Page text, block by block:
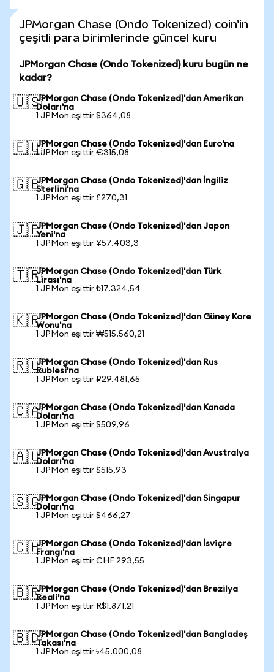
JPMorgan Chase (Ondo Tokenized) coin'in
çeşitli para birimlerinde güncel kuru
JPMorgan Chase (Ondo Tokenized) kuru bugün ne
kadar?
🇺🇸JPMorgan Chase (Ondo Tokenized)'dan Amerikan
Doları'na
1 JPMon eşittir $364,08
🇪🇺JPMorgan Chase (Ondo Tokenized)'dan Euro'na
1 JPMon eşittir €315,08
🇬🇧JPMorgan Chase (Ondo Tokenized)'dan İngiliz
Sterlini'na
1 JPMon eşittir £270,31
🇯🇵JPMorgan Chase (Ondo Tokenized)'dan Japon
Yeni'na
1 JPMon eşittir ¥57.403,3
🇹🇷JPMorgan Chase (Ondo Tokenized)'dan Türk
Lirası'na
1 JPMon eşittir ₺17.324,54
🇰🇷JPMorgan Chase (Ondo Tokenized)'dan Güney Kore
Wonu'na
1 JPMon eşittir ₩515.560,21
🇷🇺JPMorgan Chase (Ondo Tokenized)'dan Rus
Rublesi'na
1 JPMon eşittir ₽29.481,65
🇨🇦JPMorgan Chase (Ondo Tokenized)'dan Kanada
Doları'na
1 JPMon eşittir $509,96
🇦🇺JPMorgan Chase (Ondo Tokenized)'dan Avustralya
Doları'na
1 JPMon eşittir $515,93
🇸🇬JPMorgan Chase (Ondo Tokenized)'dan Singapur
Doları'na
1 JPMon eşittir $466,27
🇨🇭JPMorgan Chase (Ondo Tokenized)'dan İsviçre
Frangı'na
1 JPMon eşittir CHF 293,55
🇧🇷JPMorgan Chase (Ondo Tokenized)'dan Brezilya
Reali'na
1 JPMon eşittir R$1.871,21
🇧🇩JPMorgan Chase (Ondo Tokenized)'dan Bangladeş
Takası'na
1 JPMon eşittir ৳45.000,08